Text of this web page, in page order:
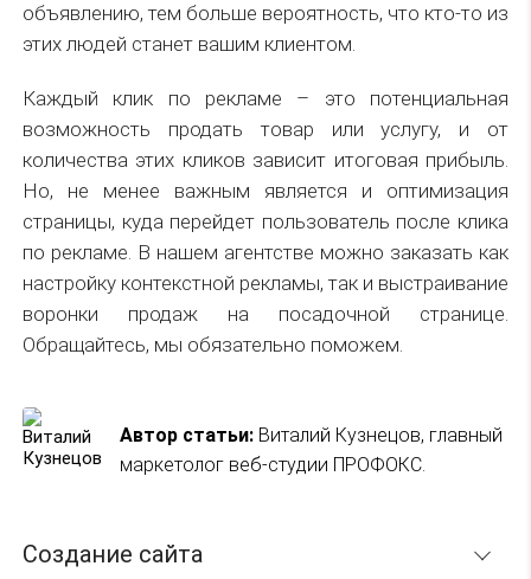
объявлению, тем больше вероятность, что кто-то из
этих людей станет вашим клиентом.
Каждый клик по рекламе – это потенциальная
возможность продать товар или услугу, и от
количества этих кликов зависит итоговая прибыль.
Но, не менее важным является и оптимизация
страницы, куда перейдет пользователь после клика
по рекламе. В нашем агентстве можно заказать как
настройку контекстной рекламы, так и выстраивание
воронки продаж на посадочной странице.
Обращайтесь, мы обязательно поможем.
Автор статьи: Виталий Кузнецов, главный
маркетолог веб-студии ПРОФОКС.
Создание сайта